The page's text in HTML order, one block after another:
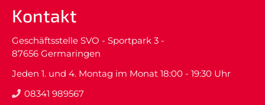
Kontakt
Geschäftsstelle SVO - Sportpark 3 -
87656 Germaringen
Jeden 1. und 4. Montag im Monat 18:00 - 19:30 Uhr
08341 989567